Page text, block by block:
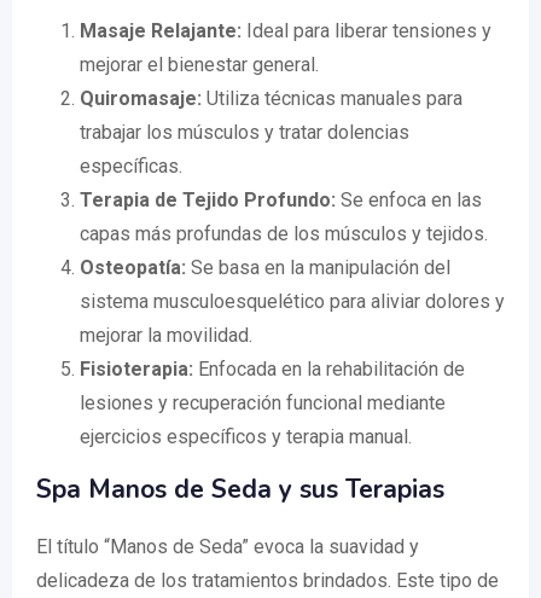
Masaje Relajante: Ideal para liberar tensiones y
mejorar el bienestar general.
Quiromasaje: Utiliza técnicas manuales para
trabajar los músculos y tratar dolencias
específicas.
Terapia de Tejido Profundo: Se enfoca en las
capas más profundas de los músculos y tejidos.
Osteopatía: Se basa en la manipulación del
sistema musculoesquelético para aliviar dolores y
mejorar la movilidad.
Fisioterapia: Enfocada en la rehabilitación de
lesiones y recuperación funcional mediante
ejercicios específicos y terapia manual.
Spa Manos de Seda y sus Terapias
El título “Manos de Seda” evoca la suavidad y
delicadeza de los tratamientos brindados. Este tipo de